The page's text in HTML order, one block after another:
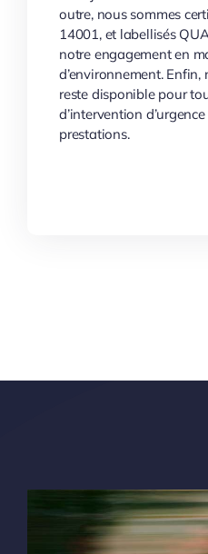
outre, nous sommes
14001, et labellisés
notre engagement en
d’environnement. Enfin,
reste disponible pour
d’intervention
prestations.